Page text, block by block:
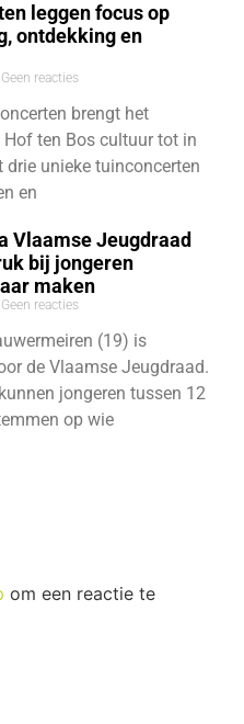
leggen focus op
ontdekking en
Geen reacties
brengt het
Hof ten Bos cultuur tot in
drie unieke tuinconcerten
en
Vlaamse Jeugdraad
bij jongeren
maken
Geen reacties
(19) is
de Vlaamse Jeugdraad.
jongeren tussen 12
op wie
om een reactie te